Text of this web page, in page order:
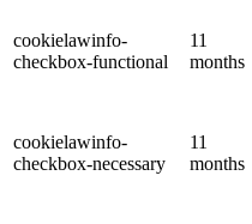
cookielawinfo-
checkbox-functional
11
months
cookielawinfo-
checkbox-necessary
11
months